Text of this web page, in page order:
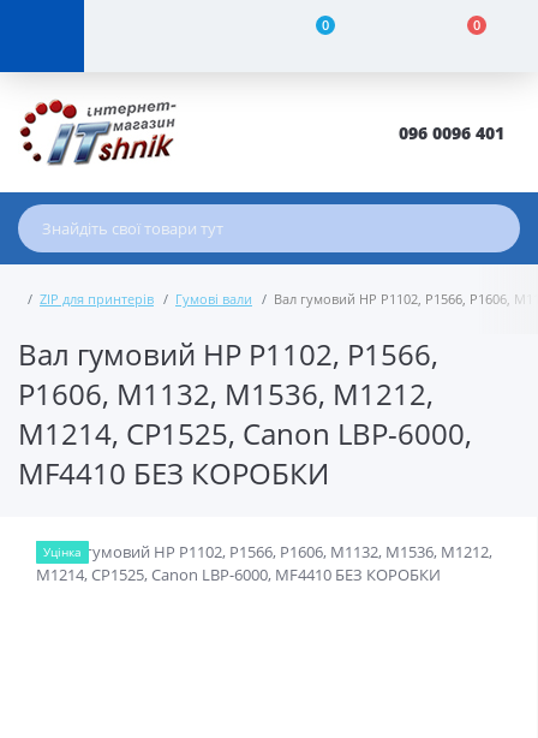
0 0
096 0096 401
ZIP для принтерів Гумові вали Вал гумовий HP P1102, P1566, P1606,
Вал гумовий HP P1102, P1566,
P1606, M1132, M1536, M1212,
M1214, CP1525, Canon LBP-6000,
MF4410 БЕЗ КОРОБКИ
Уцінка